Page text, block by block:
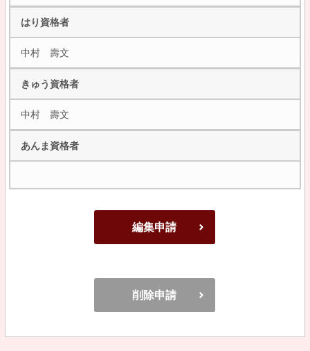
はり資格者
中村 壽文
きゅう資格者
中村 壽文
あんま資格者
編集申請
削除申請